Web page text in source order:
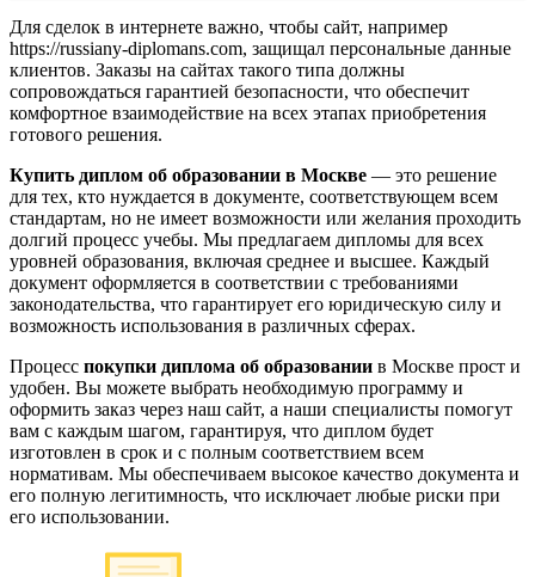
Для сделок в интернете важно, чтобы сайт, например
https://russiany-diplomans.com, защищал персональные данные
клиентов. Заказы на сайтах такого типа должны
сопровождаться гарантией безопасности, что обеспечит
комфортное взаимодействие на всех этапах приобретения
готового решения.
Купить диплом об образовании в Москве — это решение
для тех, кто нуждается в документе, соответствующем всем
стандартам, но не имеет возможности или желания проходить
долгий процесс учебы. Мы предлагаем дипломы для всех
уровней образования, включая среднее и высшее. Каждый
документ оформляется в соответствии с требованиями
законодательства, что гарантирует его юридическую силу и
возможность использования в различных сферах.
Процесс покупки диплома об образовании в Москве прост и
удобен. Вы можете выбрать необходимую программу и
оформить заказ через наш сайт, а наши специалисты помогут
вам с каждым шагом, гарантируя, что диплом будет
изготовлен в срок и с полным соответствием всем
нормативам. Мы обеспечиваем высокое качество документа и
его полную легитимность, что исключает любые риски при
его использовании.